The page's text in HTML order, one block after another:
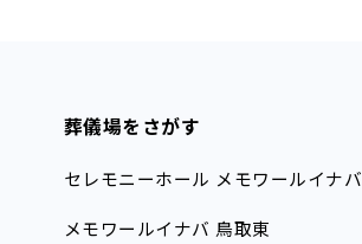
葬儀場をさがす
セレモニーホール メモワールイナバ
メモワールイナバ 鳥取東